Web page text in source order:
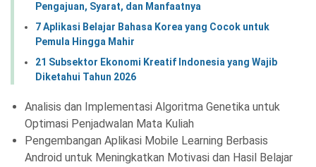
Pengajuan, Syarat, dan Manfaatnya
7 Aplikasi Belajar Bahasa Korea yang Cocok untuk
Pemula Hingga Mahir
21 Subsektor Ekonomi Kreatif Indonesia yang Wajib
Diketahui Tahun 2026
Analisis dan Implementasi Algoritma Genetika untuk
Optimasi Penjadwalan Mata Kuliah
Pengembangan Aplikasi Mobile Learning Berbasis
Android untuk Meningkatkan Motivasi dan Hasil Belajar